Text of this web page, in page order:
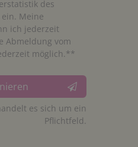
des
Meine
ich jederzeit
Abmeldung vom
möglich.**
es sich um ein
Pflichtfeld.